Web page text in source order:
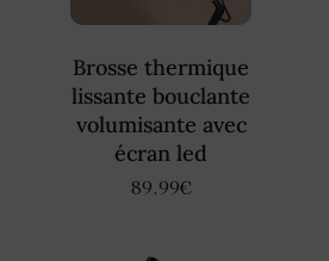
Brosse thermique
lissante bouclante
volumisante avec
écran led
89.99€